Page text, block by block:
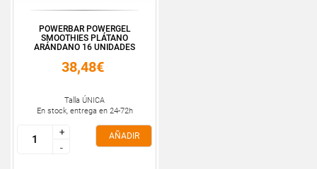
POWERBAR POWERGEL
SMOOTHIES PLÁTANO
ARÁNDANO 16 UNIDADES
38,48€
Talla ÚNICA
En stock, entrega en 24-72h
+
-
+
-
AÑADIR